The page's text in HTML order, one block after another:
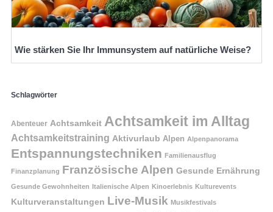
Wie stärken Sie Ihr Immunsystem auf natürliche Weise?
Schlagwörter
Abenteuer Achtsamkeit Achtsamkeit im Alltag
Achtsamkeitstraining Aktivurlaub Alpen Alpenpanorama
Entspannungstechniken Familienausflug
Finanzplanung Französische Alpen Gesunde Ernährung
Gesunde Gewohnheiten Italienische Alpen Kinoerlebnis Kulturevents
Kulturveranstaltungen Live-Musik Musikfestivals